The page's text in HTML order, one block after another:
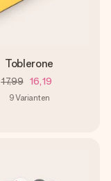
Toblerone
17,99 16,19
9Varianten